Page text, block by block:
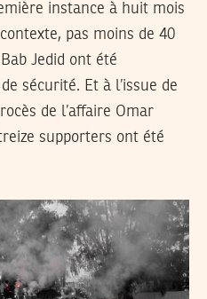
instance à huit mois
pas moins de 40
Jedid ont été
sécurité. Et à l’issue de
de l’affaire Omar
supporters ont été